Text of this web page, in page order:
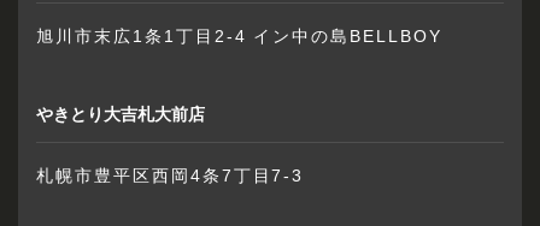
旭川市末広1条1丁目2-4 イン中の島BELLBOY
やきとり大吉札大前店
札幌市豊平区西岡4条7丁目7-3